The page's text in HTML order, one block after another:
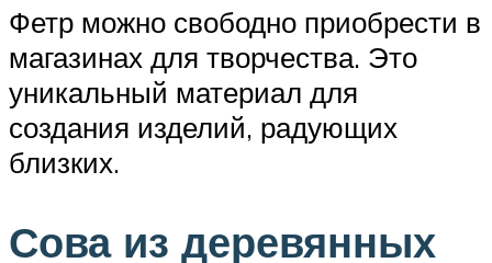
Фетр можно свободно приобрести в
магазинах для творчества. Это
уникальный материал для
создания изделий, радующих
близких.
Сова из деревянных